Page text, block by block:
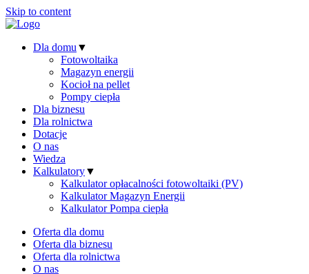
Skip to content
Dla domu ▼
Fotowoltaika
Magazyn energii
Kocioł na pellet
Pompy ciepła
Dla biznesu
Dla rolnictwa
Dotacje
O nas
Wiedza
Kalkulatory▼
Kalkulator opłacalności fotowoltaiki (PV)
Kalkulator Magazyn Energii
Kalkulator Pompa ciepła
Oferta dla domu
Oferta dla biznesu
Oferta dla rolnictwa
O nas